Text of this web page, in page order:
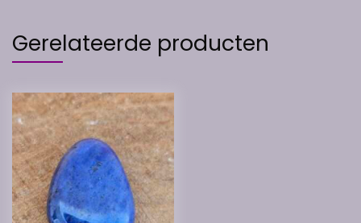
Gerelateerde producten